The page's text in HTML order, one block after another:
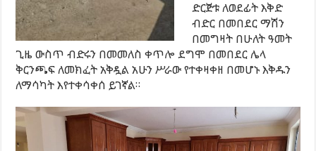
ድርጅቱ ለወደፊት እቅድ
ብድር በመበደር ማሽን
በመግዛት በሁለት ዓመት
ጊዜ ውስጥ ብድሩን በመመለስ ቀጥሎ ደግሞ በመበደር ሌላ
ቅርንጫፍ ለመክፈት አቅዷል አሁን ሥራው የተቀዛቀዘ በመሆኑ እቅዱን
ለማሳካት እየተቀሳቀሰ ይገኛል።